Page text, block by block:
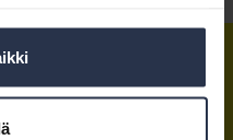
Isännöintiliitto